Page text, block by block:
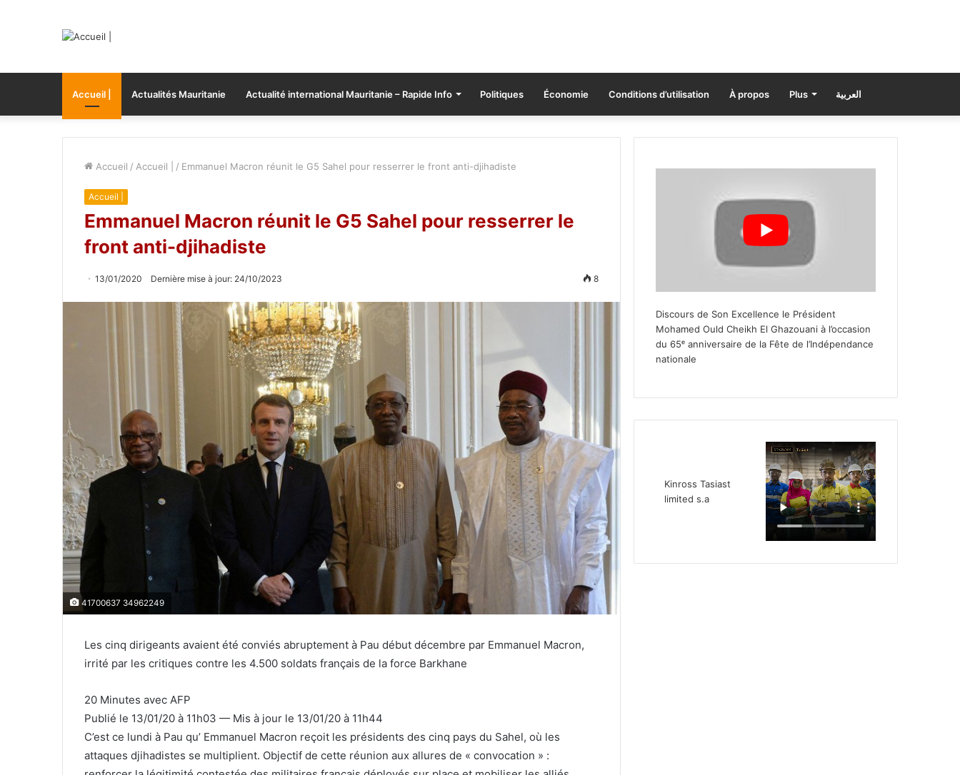
Accueil | Actualités Mauritanie Actualité international Mauritanie – Rapide Info Politiques Économie Conditions d’utilisation À propos Plus العربية
Accueil / Accueil | / Emmanuel Macron réunit le G5 Sahel pour resserrer le front anti-djihadiste
Accueil |
Emmanuel Macron réunit le G5 Sahel pour resserrer le
front anti-djihadiste
13/01/2020 Dernière mise à jour: 24/10/2023 8
41700637 34962249
Les cinq dirigeants avaient été conviés abruptement à Pau début décembre par Emmanuel Macron,
irrité par les critiques contre les 4.500 soldats français de la force Barkhane
20 Minutes avec AFP
Publié le 13/01/20 à 11h03 — Mis à jour le 13/01/20 à 11h44
C’est ce lundi à Pau qu’ Emmanuel Macron reçoit les présidents des cinq pays du Sahel, où les
attaques djihadistes se multiplient. Objectif de cette réunion aux allures de « convocation » :
Discours de Son Excellence le Président
Mohamed Ould Cheikh El Ghazouani à l’occasion
du 65ᵉ anniversaire de la Fête de l’Indépendance
nationale
Kinross Tasiast
limited s.a